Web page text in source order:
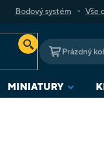
Bodový systém Vše
Prázdný
MINIATURY